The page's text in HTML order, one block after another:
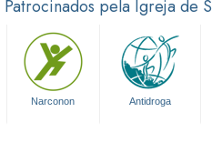
Patrocinados pela Igreja de
Narconon Antidroga